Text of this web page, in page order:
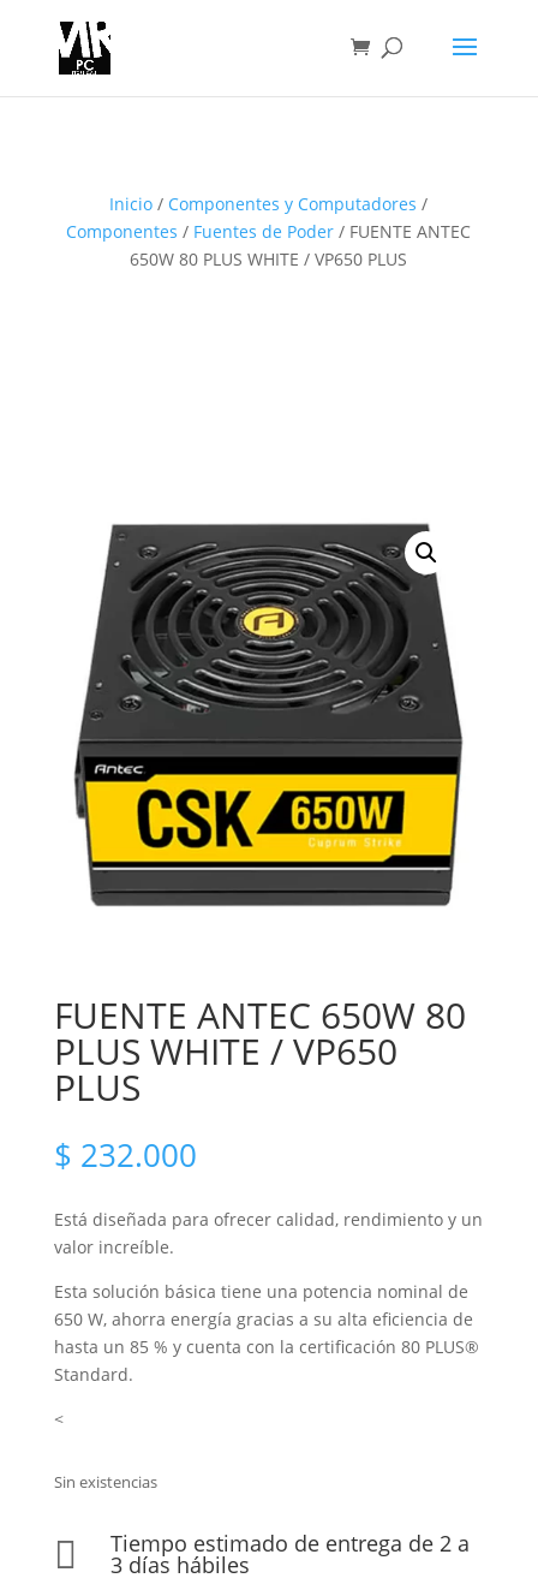
Inicio / Componentes y Computadores /
Componentes / Fuentes de Poder / FUENTE ANTEC
650W 80 PLUS WHITE / VP650 PLUS
FUENTE ANTEC 650W 80
PLUS WHITE / VP650
PLUS
$ 232.000
Está diseñada para ofrecer calidad, rendimiento y un
valor increíble.
Esta solución básica tiene una potencia nominal de
650 W, ahorra energía gracias a su alta eficiencia de
hasta un 85 % y cuenta con la certificación 80 PLUS®
Standard.
<
Sin existencias
 Tiempo estimado de entrega de 2 a
3 días hábiles